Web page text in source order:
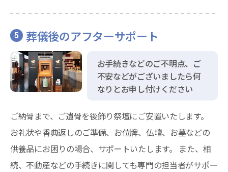
5 葬儀後のアフターサポート
お手続きなどのご不明点、ご
不安などがございましたら何
なりとお申し付けください
ご納骨まで、ご遺骨を後飾り祭壇にご安置いたします。
お礼状や香典返しのご準備、お位牌、仏壇、お墓などの
供養品にお困りの場合、サポートいたします。 また、相
続、不動産などの手続きに関しても専門の担当者がサポー